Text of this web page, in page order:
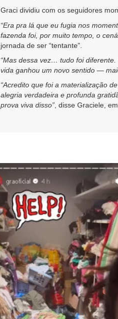
Graci dividiu com os seguidores
“Era pra lá que eu fugia nos
fazenda foi, por muito tempo, o
jornada de ser “tentante”.
“Mas dessa vez… tudo foi
vida ganhou um novo sentido —
“Acredito que foi a materialização
alegria verdadeira e profunda
prova viva disso”, disse Graciele,